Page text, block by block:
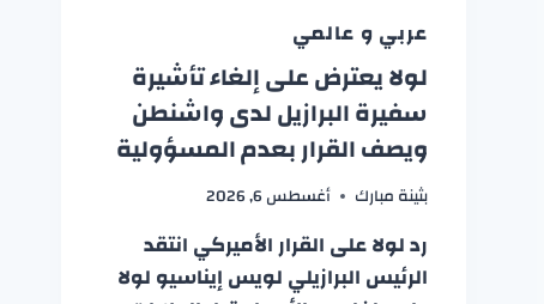
عربي و عالمي
لولا يعترض على إلغاء تأشيرة
سفيرة البرازيل لدى واشنطن
ويصف القرار بعدم المسؤولية
بثينة مبارك أغسطس 6, 2026
رد لولا على القرار الأميركي انتقد
الرئيس البرازيلي لويس إيناسيو لولا